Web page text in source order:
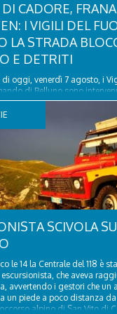
CADORE,
I VIGILI DEL
LA STRADA
E DETRITI
oggi, venerdì 7 agosto, i
di Belluno sono
in Val d’Oten, nel comune di
liberare una strada rimasta
frana verificatasi intorno
SCIVOLA
le 14 la Centrale del 118 è
che aveva
avvertendo i gestori che un
un piede a poco distanza
alpino di San Vito di